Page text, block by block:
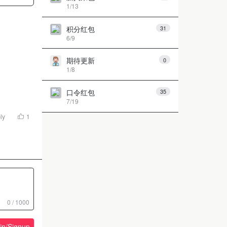
1
0 / 1000
1/13
积分红包 31
6/9
期待更新 0
1/8
口令红包 35
7/19
上一页
第 1 页 下一页